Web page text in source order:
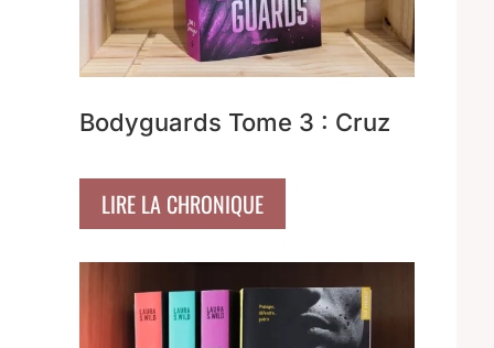
Bodyguards Tome 3 : Cruz
LIRE LA CHRONIQUE